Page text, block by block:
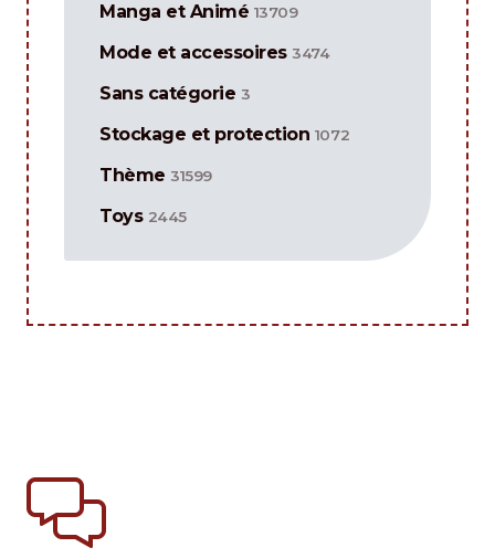
Manga et Animé 13709
Mode et accessoires 3474
Sans catégorie 3
Stockage et protection 1072
Thème 31599
Toys 2445